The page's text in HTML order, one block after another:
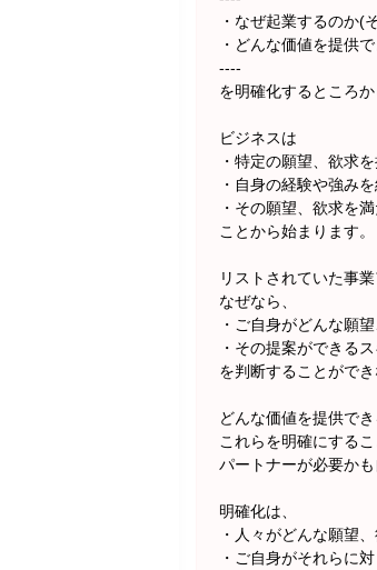
・なぜ起業するのか(
・どんな価値を提供
----
を明確化するところ
ビジネスは
・特定の願望、欲求
・自身の経験や強み
・その願望、欲求を
ことから始まります。
リストされていた事
なぜなら、
・ご自身がどんな願
・その提案ができる
を判断することができ
どんな価値を提供で
これらを明確にする
パートナーが必要かも
明確化は、
・人々がどんな願望
・ご自身がそれらに